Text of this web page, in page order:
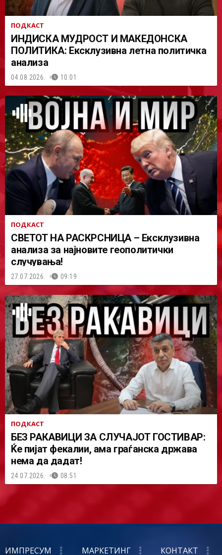
ПОДКАСТ
ИНДИСКА МУДРОСТ И МАКЕДОНСКА
ПОЛИТИКА: Ексклузивна летна политичка
анализа
04.08.2026. 10:01
ПОДКАСТ
СВЕТОТ НА РАСКРСНИЦА – Ексклузивна
анализа за најновите геополитички
случувања!
27.07.2026. 09:19
ПОДКАСТ
БЕЗ РАКАВИЦИ ЗА СЛУЧАЈОТ ГОСТИВАР:
Ќе пијат фекалии, ама граѓанска држава
нема да дадат!
24.07.2026. 08:51
ИМПРЕСУМ МАРКЕТИНГ КОНТАКТ